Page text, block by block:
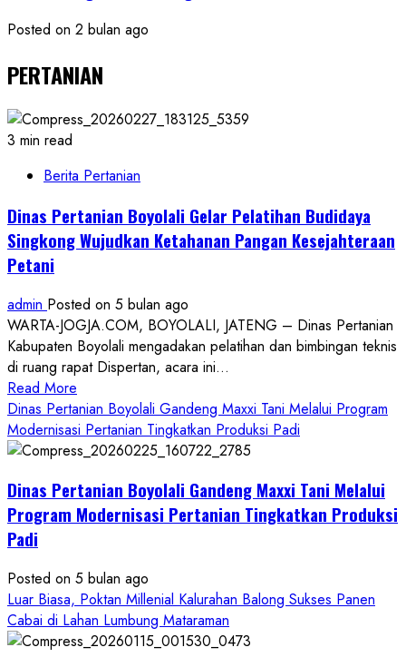
Posted on 2 bulan ago
PERTANIAN
3 min read
Berita Pertanian
Dinas Pertanian Boyolali Gelar Pelatihan Budidaya
Singkong Wujudkan Ketahanan Pangan Kesejahteraan
Petani
admin Posted on 5 bulan ago
WARTA-JOGJA.COM, BOYOLALI, JATENG – Dinas Pertanian
Kabupaten Boyolali mengadakan pelatihan dan bimbingan teknis
di ruang rapat Dispertan, acara ini...
Read More
more
about
Dinas
Boyolali
Gelar
Singkong
Wujudkan
Ketahanan
Pangan
Dinas Pertanian Boyolali Gandeng Maxxi Tani Melalui Program
Modernisasi Pertanian Tingkatkan Produksi Padi
Dinas Pertanian Boyolali Gandeng Maxxi Tani Melalui
Program Modernisasi Pertanian Tingkatkan Produksi
Padi
Posted on 5 bulan ago
Luar Biasa, Poktan Millenial Kalurahan Balong Sukses Panen
Cabai di Lahan Lumbung Mataraman